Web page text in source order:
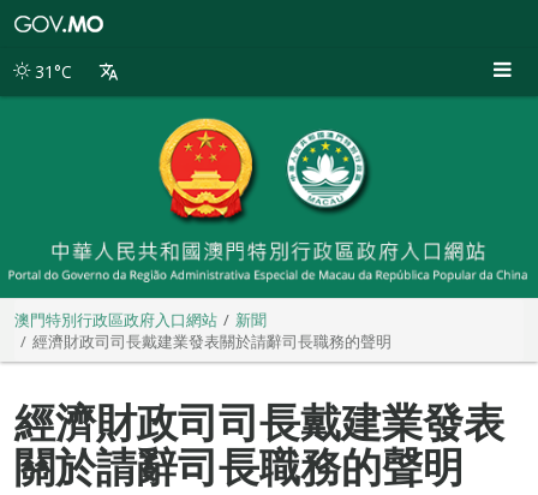
別
31°C
澳門特別行政區政府入口網站
新聞
經濟財政司司長戴建業發表關於請辭司長職務的聲明
經濟財政司司長戴建業發表
關於請辭司長職務的聲明